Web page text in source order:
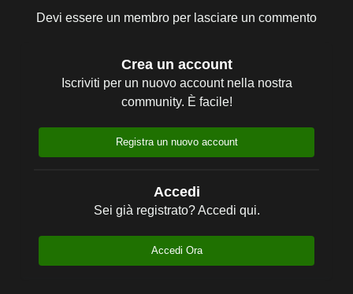
Devi essere un membro per lasciare un commento
Crea un account
Iscriviti per un nuovo account nella nostra
community. È facile!
Registra un nuovo account
Accedi
Sei già registrato? Accedi qui.
Accedi Ora